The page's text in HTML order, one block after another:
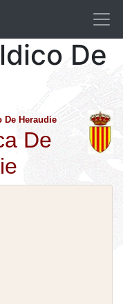
De
De Heraudie
De